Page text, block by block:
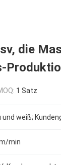
die
1 Satz
und weiß;
min